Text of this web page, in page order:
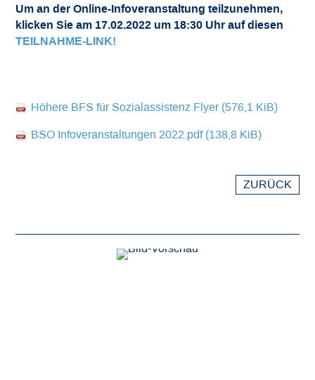
Um an der Online-Infoveranstaltung teilzunehmen,
klicken Sie am 17.02.2022 um 18:30 Uhr auf diesen
TEILNAHME-LINK!
Höhere BFS für Sozialassistenz Flyer (576,1 KiB)
BSO Infoveranstaltungen 2022.pdf(138,8 KiB)
ZURÜCK